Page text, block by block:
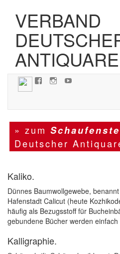
VERBAND
ANTIQUARE
» zum
Deutscher
Kaliko.
Dünnes Baumwollgewebe,
Hafenstadt Calicut (heute
häufig als Bezugsstoff für
gebundene Bücher werden
Kalligraphie.